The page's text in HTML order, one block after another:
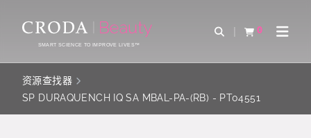
CONTENTSMART SCIENCE TO IMPROVE LIVES™
Open Search
0
查看购物车Open
资源查找器
SP DURAQUENCH IQ SA MBAL-PA-(RB) - PT04551